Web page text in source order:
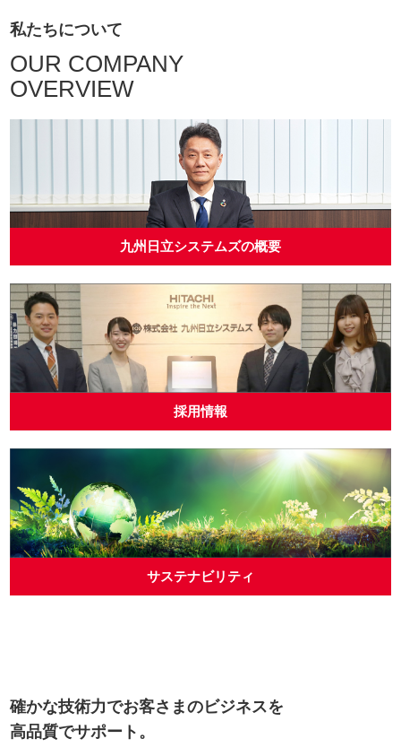
私たちについて
OUR COMPANY
OVERVIEW
九州日立システムズの概要
採用情報
サステナビリティ
確かな技術力でお客さまのビジネスを
高品質でサポート。